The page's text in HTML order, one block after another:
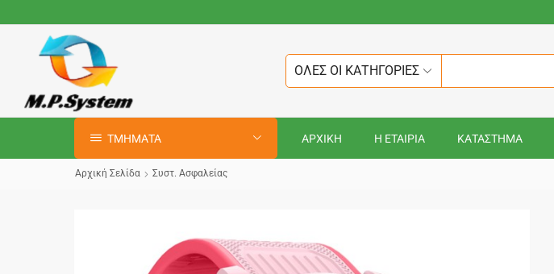
ΟΛΕΣ ΟΙ ΚΑΤΗΓΟΡΙΕΣ
ΤΜΗΜΑΤΑ ΑΡΧΙΚΗ Η ΕΤΑΙΡΙΑ ΚΑΤΑΣΤΗΜΑ
Αρχική Σελίδα Συστ. Ασφαλείας